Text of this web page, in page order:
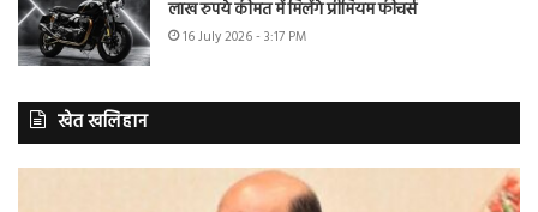
लाख रुपये कीमत में मिलेंगे प्रीमियम फीचर्स
16 July 2026 - 3:17 PM
खेत खलिहान